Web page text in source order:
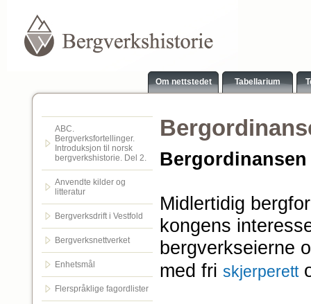
Om nettstedet Tabellarium
ABC.
Bergverksfortellinger.
Introduksjon til norsk
bergverkshistorie. Del 2.
Anvendte kilder og
litteratur
Bergverksdrift i Vestfold
Bergverksnettverket
Enhetsmål
Flerspråklige fagordlister
Midlertidig
kongens
bergverkseierne
med fri skjerperett